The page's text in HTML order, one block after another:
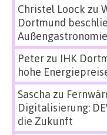
Christel Loock zu
Dortmund
Außengastronomie
Peterzu IHK
hohe
Sascha zu
Digitalisierung:
die Zukunft